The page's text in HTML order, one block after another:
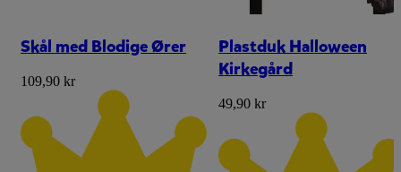
Skål med Blodige Ører
109,90 kr
Plastduk Halloween
Kirkegård
49,90 kr